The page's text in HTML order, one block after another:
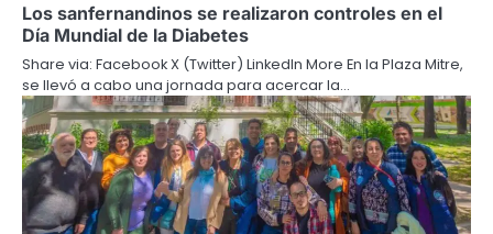
Los sanfernandinos se realizaron controles en el
Día Mundial de la Diabetes
Share via: Facebook X (Twitter) LinkedIn More En la Plaza Mitre,
se llevó a cabo una jornada para acercar la…